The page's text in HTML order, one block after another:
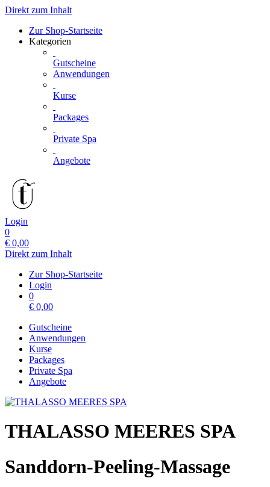
Direkt zum Inhalt
Zur Shop-Startseite
Kategorien
Gutscheine
Anwendungen
Kurse
Packages
Private Spa
Angebote
Login
0
€ 0,00
Direkt zum Inhalt
Zur Shop-Startseite
Login
0
€ 0,00
Gutscheine
Anwendungen
Kurse
Packages
Private Spa
Angebote
THALASSO MEERES SPA
Sanddorn-Peeling-Massage